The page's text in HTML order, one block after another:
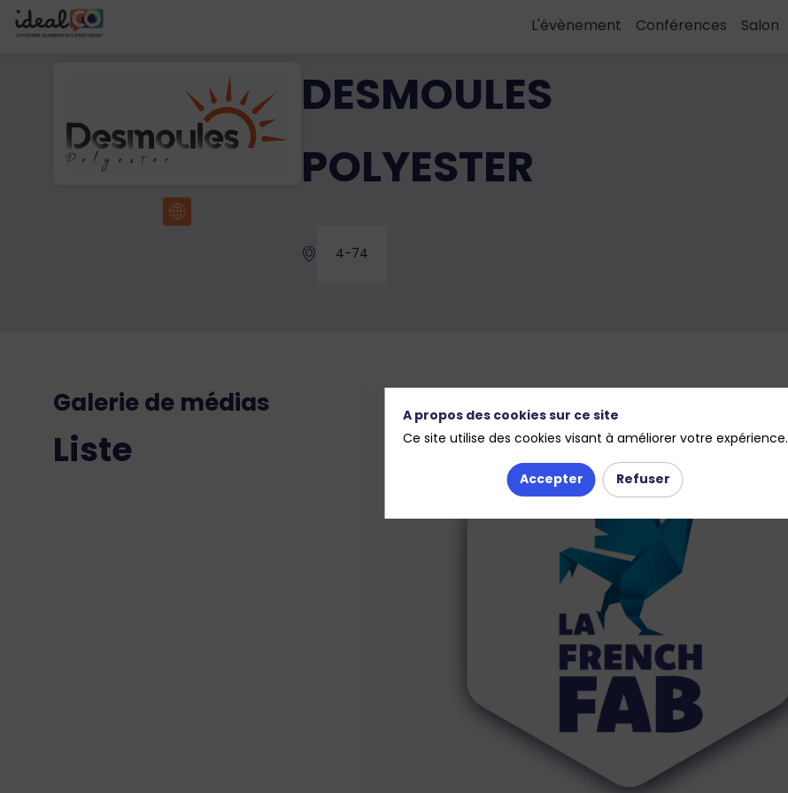
L'évènement Conférences Salon
DESMOULES
POLYESTER
4-74
Galerie de médias
Liste
A propos des cookies sur ce site
Ce site utilise des cookies visant à améliorer votre expérience.
Accepter Refuser